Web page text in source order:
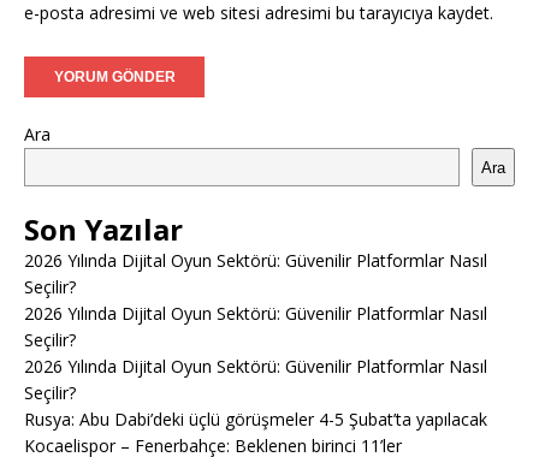
e-posta adresimi ve web sitesi adresimi bu tarayıcıya kaydet.
Ara
Ara
Son Yazılar
2026 Yılında Dijital Oyun Sektörü: Güvenilir Platformlar Nasıl
Seçilir?
2026 Yılında Dijital Oyun Sektörü: Güvenilir Platformlar Nasıl
Seçilir?
2026 Yılında Dijital Oyun Sektörü: Güvenilir Platformlar Nasıl
Seçilir?
Rusya: Abu Dabi’deki üçlü görüşmeler 4-5 Şubat’ta yapılacak
Kocaelispor – Fenerbahçe: Beklenen birinci 11’ler